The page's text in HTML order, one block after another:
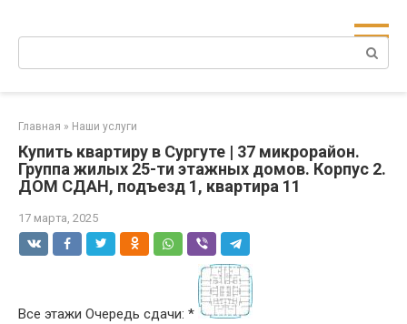
Поиск:
Главная » Наши услуги
Купить квартиру в Сургуте | 37 микрорайон.
Группа жилых 25-ти этажных домов. Корпус 2.
ДОМ СДАН, подъезд 1, квартира 11
17 марта, 2025
Все этажи Очередь сдачи: *